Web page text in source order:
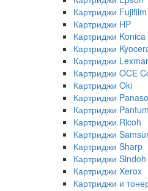
Картриджи Fujifilm
Картриджи HP
Картриджи
Картриджи
Картриджи
Картриджи OCE
Картриджи Oki
Картриджи
Картриджи Pantum
Картриджи Ricoh
Картриджи
Картриджи Sharp
Картриджи Sindoh
Картриджи Xerox
Картриджи и